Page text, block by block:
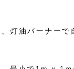
灯油バーナー